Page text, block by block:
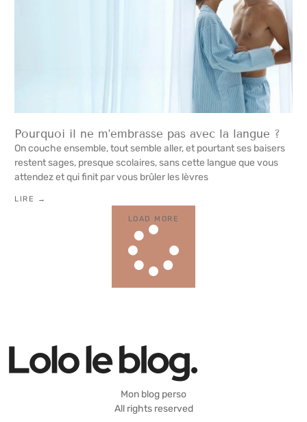
Pourquoi il ne m’embrasse pas avec la langue ?
On couche ensemble, tout semble aller, et pourtant ses baisers
restent sages, presque scolaires, sans cette langue que vous
attendez et qui finit par vous brûler les lèvres
LIRE →
LOAD MORE
Mon blog perso
All rights reserved